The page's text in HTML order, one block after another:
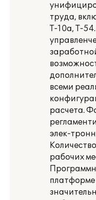
труда,
Т-10а, Т-
всеми
расчета.
элек-
рабочих